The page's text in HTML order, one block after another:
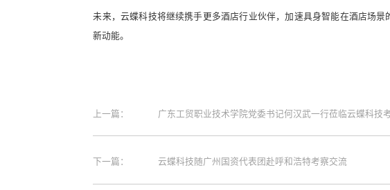
未来，云蝶科技将继续携手更多酒店行业伙伴，加速具身智能在酒店场
新动能。
上一篇： 广东工贸职业技术学院党委书记何汉武一行莅临云蝶科技
下一篇： 云蝶科技随广州国资代表团赴呼和浩特考察交流